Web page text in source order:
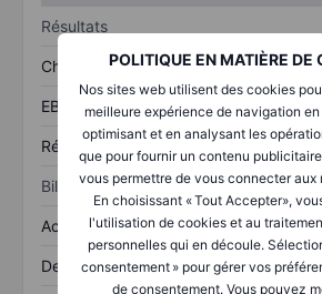
POLITIQUE EN MATIÈRE DE
Nos sites web utilisent des cookies
meilleure expérience de navigation
optimisant et en analysant les
que pour fournir un contenu
vous permettre de vous connecter aux
En choisissant « Tout Accepter»,
l'utilisation de cookies et au
personnelles qui en découle.
consentement » pour gérer vos
de consentement. Vous pouvez
Résultats
Chiffre d’affaires
EBITDA
Résultat net
Bilan
Actifs totaux
Dette totale